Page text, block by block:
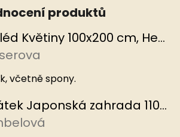
produktů
Kašmírový pléd Květiny 100x200 cm, Hedvábný svět
je 5 z 5 hvězdiček.
včetně spony.
Hedvábný šátek Japonská zahrada 110x110 cm v dárkovém balení, HEDVÁBNÝ SVĚT
je 5 z 5 hvězdiček.